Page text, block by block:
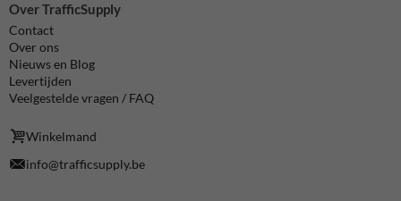
Over TrafficSupply
Contact
Over ons
Nieuws en Blog
Levertijden
Veelgestelde vragen / FAQ
Winkelmand
info@trafficsupply.be